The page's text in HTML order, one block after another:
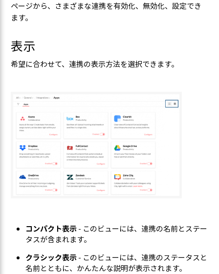
ページから、さまざまな連携を有効化、無効化、設定でき
ます。
表示
希望に合わせて、連携の表示方法を選択できます。
コンパクト表示- このビューには、連携の名前とステー
タスが含まれます。
クラシック表示- このビューには、連携のステータスと
名前とともに、かんたんな説明が表示されます。